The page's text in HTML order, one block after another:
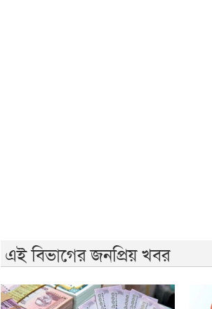
এই বিভাগের জনপ্রিয় খবর